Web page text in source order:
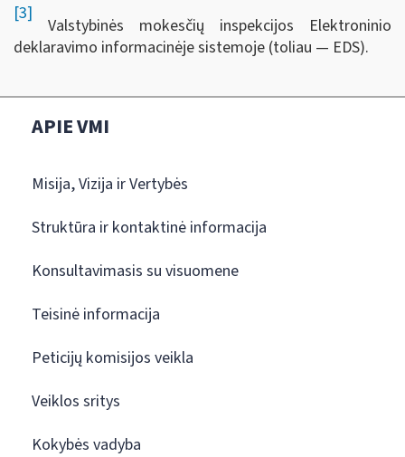
[3]
Valstybinės mokesčių inspekcijos Elektroninio
deklaravimo informacinėje sistemoje (toliau — EDS).
APIE VMI
Misija, Vizija ir Vertybės
Struktūra ir kontaktinė informacija
Konsultavimasis su visuomene
Teisinė informacija
Peticijų komisijos veikla
Veiklos sritys
Kokybės vadyba